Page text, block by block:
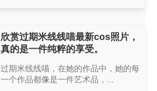
欣赏过期米线线喵最新cos照片，
真的是一件纯粹的享受。
过期米线线喵，在她的作品中，她的每
一个作品都像是一件艺术品，...